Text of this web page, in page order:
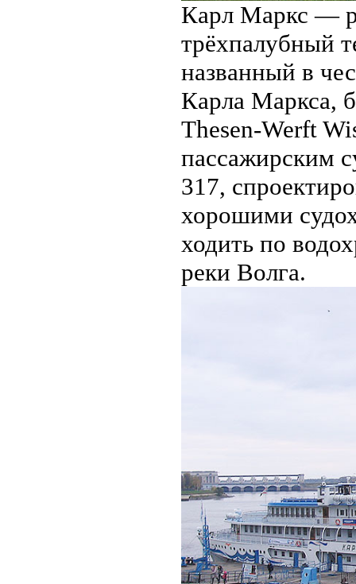
Карл Маркс —
трёхпалубный
названный в
Карла Маркса,
Thesen-Werft
пассажирским
317,
хорошими
ходить по
реки Волга.